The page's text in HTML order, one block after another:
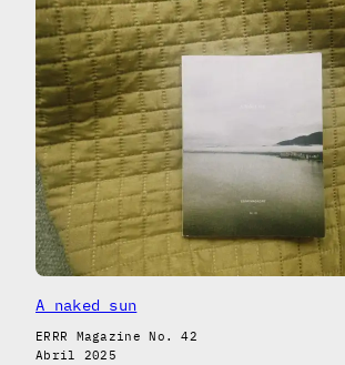
A naked sun
ERRR Magazine No. 42
Abril 2025